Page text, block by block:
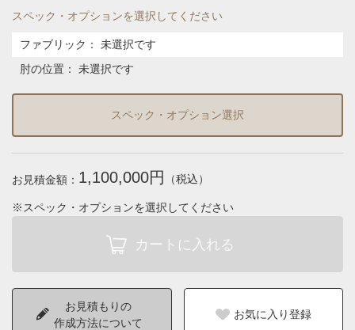
スペック・オプションを選択してください
ファブリック ：
未選択です
肘の位置 ： 未選択です
スペック・オプション選択
お見積金額： 1,100,000円 （税込）
※スペック・オプションを選択してください
お見積もりの
作成方法について
お気に入り登録